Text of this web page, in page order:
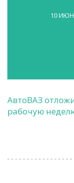
10
АвтоВАЗ
рабочую